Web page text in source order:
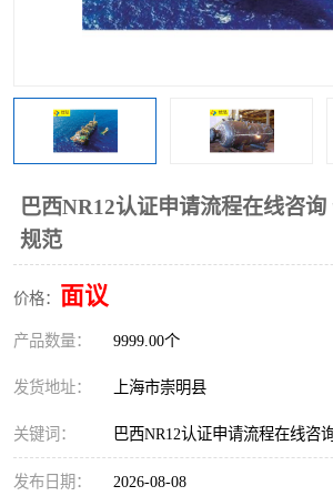
巴西NR12认证申请流程在线咨
规范
价格： 面议
产品数量： 9999.00个
发货地址： 上海市崇明县
关键词： 巴西NR12认证申请流程在线咨
发布日期： 2026-08-08